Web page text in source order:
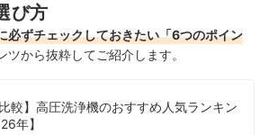
び方
必ずチェックしておきたい「6つのポイン
ツから抜粋してご紹介します。
比較】高圧洗浄機のおすすめ人気ランキン
年】